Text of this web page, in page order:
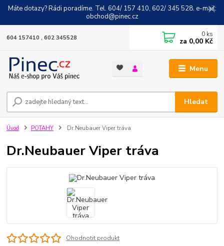
Máte dotazy? Rádi poradíme. Tel. 604/ 157 410, 602/ 345 528. e-mail:
obchod@pinec.cz
Menu
Hledat
604 157410 , 602 345528 0 ks
za 0,00 Kč
Úvod POTAHY Dr.Neubauer Viper tráva
Dr.Neubauer Viper tráva
Ohodnotit produkt